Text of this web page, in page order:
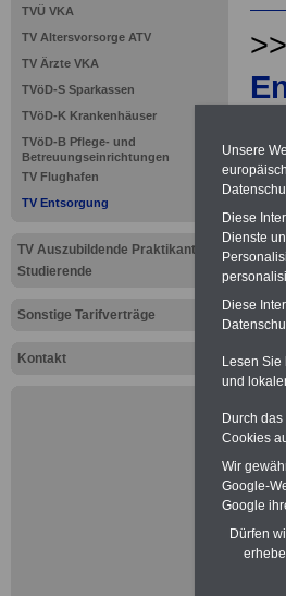
TVÜ VKA
TV Altersvorsorge ATV
TV Ärzte VKA
TVöD-S Sparkassen
TVöD-K Krankenhäuser
TVöD-B Pflege- und
Betreuungseinrichtungen
TV Flughafen
TV Entsorgung
TV Auszubildende Praktikanten
Studierende
Sonstige Tarifverträge
Kontakt
§
Unsere
Diese
Dienste
Diese
Lesen Sie
und
Durch
Cookies
Wir
Google-
Google
Dürfen